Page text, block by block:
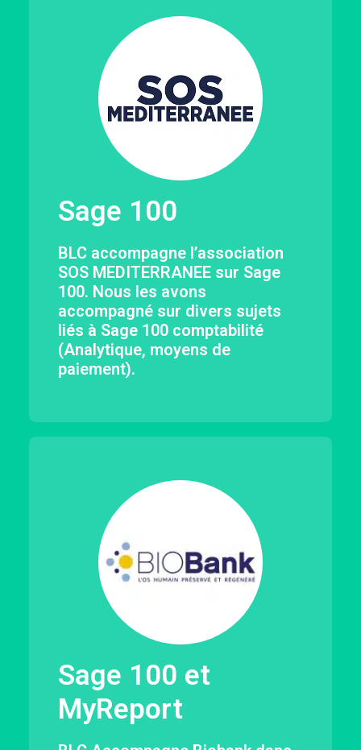
Sage 100
BLC accompagne l’association
SOS MEDITERRANEE sur Sage
100. Nous les avons
accompagné sur divers sujets
liés à Sage 100 comptabilité
(Analytique, moyens de
paiement).
Sage 100 et
MyReport